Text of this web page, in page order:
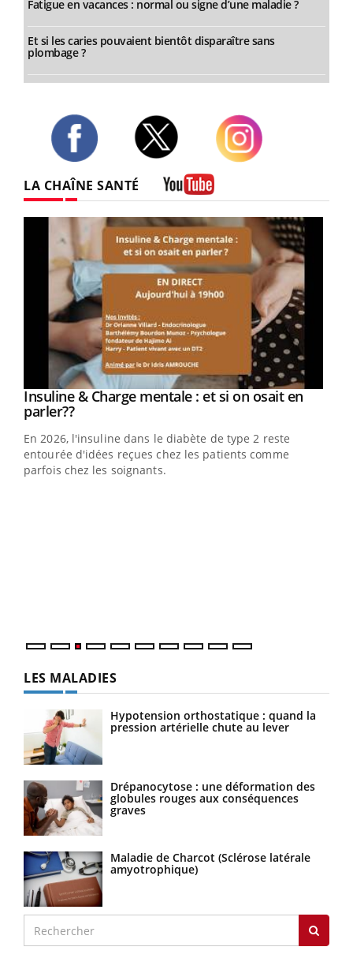
Fatigue en vacances : normal ou signe d’une maladie ?
Et si les caries pouvaient bientôt disparaître sans
plombage ?
LA CHAÎNE SANTÉ
Youtube
Insuline & Charge mentale : et si on osait en
parler??Youtube
En 2026, l'insuline dans le diabète de type 2 reste
entourée d'idées reçues chez les patients comme
parfois chez les soignants.
LES MALADIES
Hypotension orthostatique : quand la
pression artérielle chute au lever
Drépanocytose : une déformation des
globules rouges aux conséquences
graves
Maladie de Charcot (Sclérose latérale
amyotrophique)